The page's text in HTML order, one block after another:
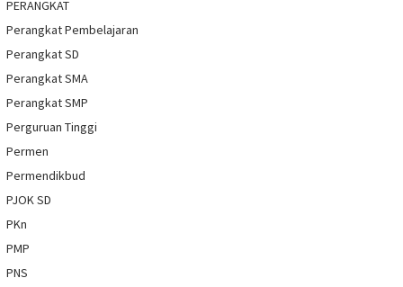
PERANGKAT
Perangkat Pembelajaran
Perangkat SD
Perangkat SMA
Perangkat SMP
Perguruan Tinggi
Permen
Permendikbud
PJOK SD
PKn
PMP
PNS